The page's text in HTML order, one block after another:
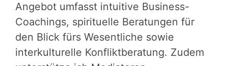
Angebot umfasst intuitive Business-
Coachings, spirituelle Beratungen für
den Blick fürs Wesentliche sowie
interkulturelle Konfliktberatung. Zudem